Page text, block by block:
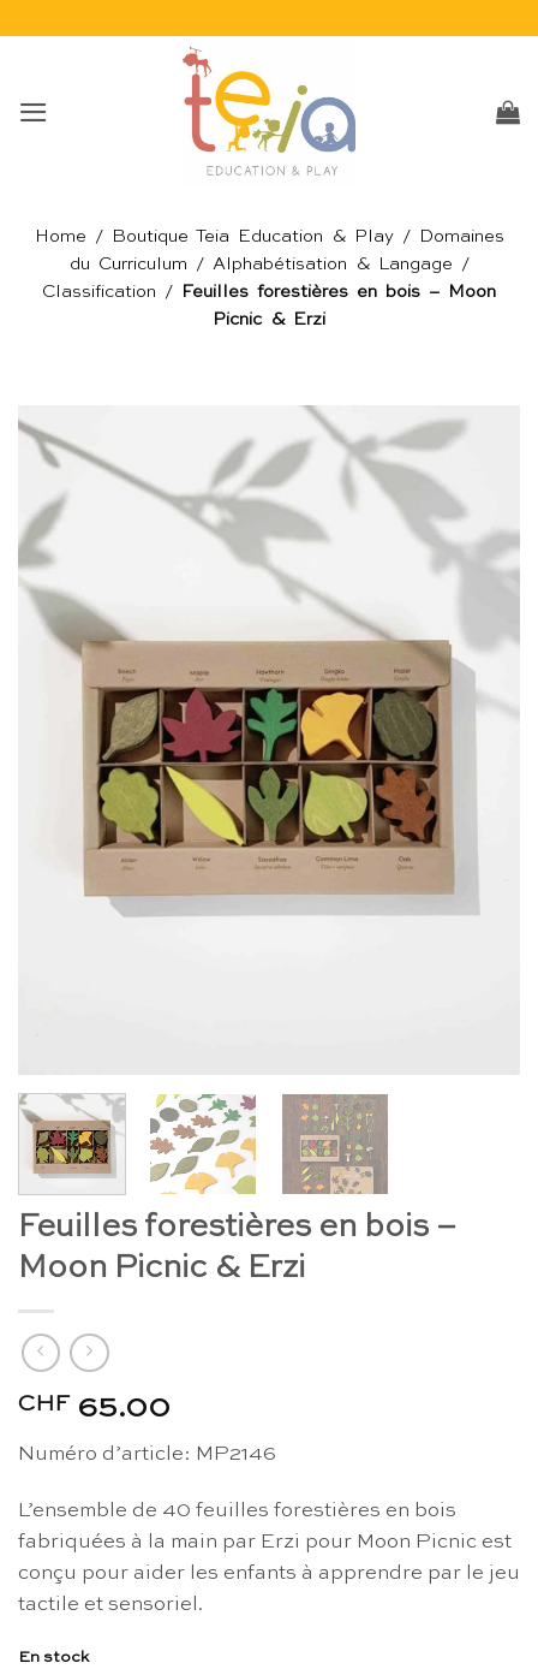
Home / Boutique Teia Education & Play/
Domaines
du Curriculum / Alphabétisation & Langage /
Classification /
Feuilles forestières en bois – Moon
Picnic & Erzi
Feuilles forestières en bois –
Moon Picnic & Erzi
CHF 65.00
Numéro d’article: MP2146
L’ensemble de 40 feuilles forestières en bois
fabriquées à la main par Erzi pour Moon Picnic est
conçu pour aider les enfants à apprendre par le jeu
tactile et sensoriel.
En stock